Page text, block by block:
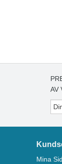
AV
Mina